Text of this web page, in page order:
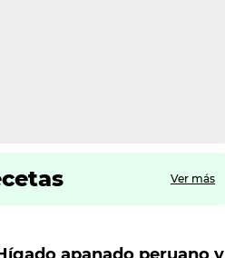
Ver más
apanado peruano y